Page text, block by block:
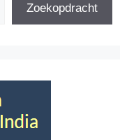
Zoekopdracht